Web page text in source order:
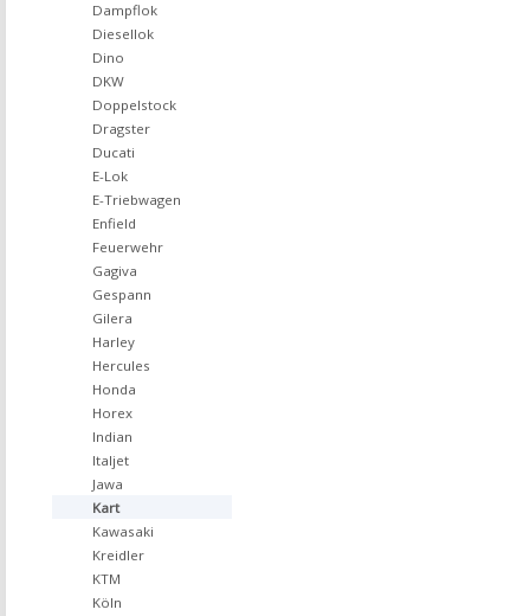
Dampflok
Diesellok
Dino
DKW
Doppelstock
Dragster
Ducati
E-Lok
E-Triebwagen
Enfield
Feuerwehr
Gagiva
Gespann
Gilera
Harley
Hercules
Honda
Horex
Indian
Italjet
Jawa
Kart
Kawasaki
Kreidler
KTM
Köln